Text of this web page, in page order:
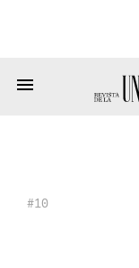
#10